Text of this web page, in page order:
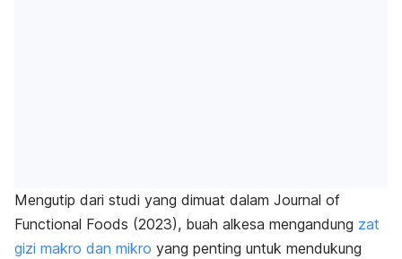
Mengutip dari studi yang dimuat dalam Journal of
Functional Foods (2023), buah alkesa mengandung zat
gizi makro dan mikro yang penting untuk mendukung